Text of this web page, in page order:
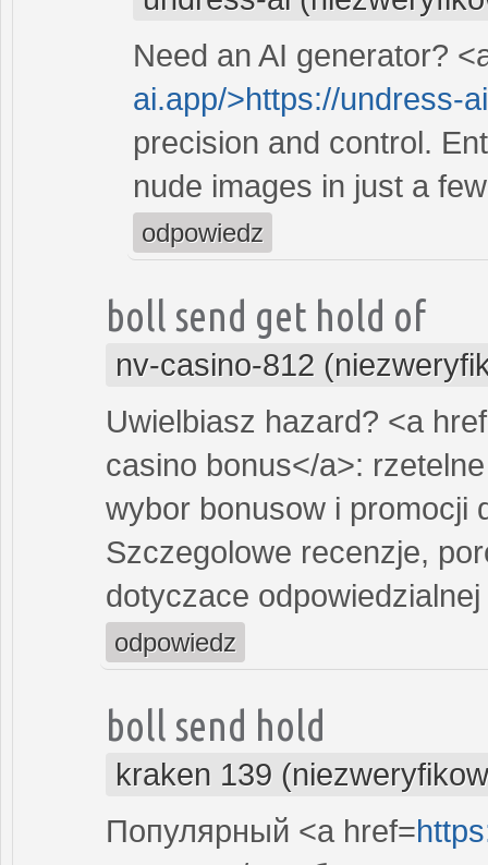
Need an AI generator?
ai.app/>https://undress-
precision and control.
nude images in just a
odpowiedz
boll send get hold of
nv-casino-812
Uwielbiasz hazard? <a
casino bonus</a>:
wybor bonusow i promocji
Szczegolowe recenzje,
dotyczace odpowiedzialnej
odpowiedz
boll send hold
kraken 139
Популярный <a href=